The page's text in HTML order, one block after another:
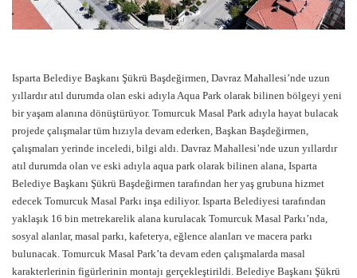
Isparta Belediye Başkanı Şükrü Başdeğirmen, Davraz Mahallesi’nde uzun
yıllardır atıl durumda olan eski adıyla Aqua Park olarak bilinen bölgeyi yeni
bir yaşam alanına dönüştürüyor. Tomurcuk Masal Park adıyla hayat bulacak
projede çalışmalar tüm hızıyla devam ederken, Başkan Başdeğirmen,
çalışmaları yerinde inceledi, bilgi aldı. Davraz Mahallesi’nde uzun yıllardır
atıl durumda olan ve eski adıyla aqua park olarak bilinen alana, Isparta
Belediye Başkanı Şükrü Başdeğirmen tarafından her yaş grubuna hizmet
edecek Tomurcuk Masal Parkı inşa ediliyor. Isparta Belediyesi tarafından
yaklaşık 16 bin metrekarelik alana kurulacak Tomurcuk Masal Parkı’nda,
sosyal alanlar, masal parkı, kafeterya, eğlence alanları ve macera parkı
bulunacak. Tomurcuk Masal Park’ta devam eden çalışmalarda masal
karakterlerinin figürlerinin montajı gerçekleştirildi. Belediye Başkanı Şükrü